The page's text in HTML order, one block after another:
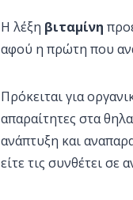
Η λέξη βιταμίνη
αφού η πρώτη που
Πρόκειται για
απαραίτητες στα
ανάπτυξη και
είτε τις συνθέτει